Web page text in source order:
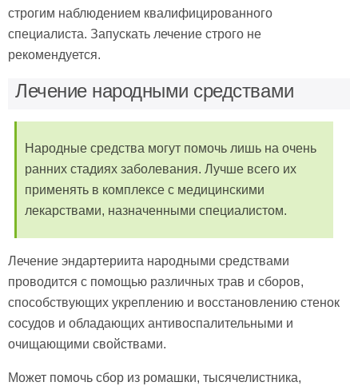
строгим наблюдением квалифицированного
специалиста. Запускать лечение строго не
рекомендуется.
Лечение народными средствами
Народные средства могут помочь лишь на очень
ранних стадиях заболевания. Лучше всего их
применять в комплексе с медицинскими
лекарствами, назначенными специалистом.
Лечение эндартериита народными средствами
проводится с помощью различных трав и сборов,
способствующих укреплению и восстановлению стенок
сосудов и обладающих антивоспалительными и
очищающими свойствами.
Может помочь сбор из ромашки, тысячелистника,